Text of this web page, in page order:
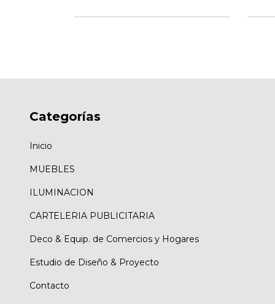
Categorías
Inicio
MUEBLES
ILUMINACION
CARTELERIA PUBLICITARIA
Deco & Equip. de Comercios у Hogares
Estudio de Diseño & Proyecto
Contacto